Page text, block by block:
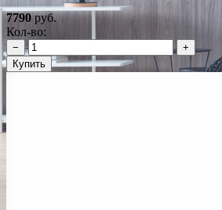
7790руб.
Кол-во:
−
+
Купить